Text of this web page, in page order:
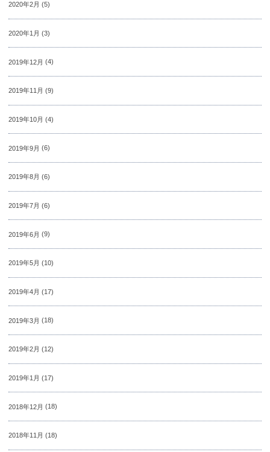
2020年2月 (5)
2020年1月 (3)
2019年12月 (4)
2019年11月 (9)
2019年10月 (4)
2019年9月 (6)
2019年8月 (6)
2019年7月 (6)
2019年6月 (9)
2019年5月 (10)
2019年4月 (17)
2019年3月 (18)
2019年2月 (12)
2019年1月 (17)
2018年12月 (18)
2018年11月 (18)